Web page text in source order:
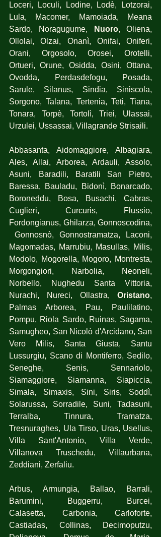
Loceri, Loculi, Lodine, Lodè, Lotzorai,
Lula, Macomer, Mamoiada, Meana
Sardo, Noragugume,
Nuoro, Oliena,
Ollolai, Olzai, Onanì, Onifai, Oniferi,
Orani, Orgosolo, Orosei, Orotelli,
Ortueri, Orune, Osidda, Osini, Ottana,
Ovodda, Perdasdefogu, Posada,
Sarule, Silanus, Sindia, Siniscola,
Sorgono, Talana, Tertenia, Teti, Tiana,
Tonara, Torpè, Tortolì, Triei, Ulassai,
Urzulei, Ussassai, Villagrande Strisaili.
Abbasanta, Aidomaggiore, Albagiara,
Ales, Allai, Arborea, Ardauli, Assolo,
Asuni, Baradili, Baratili San Pietro,
Baressa, Bauladu, Bidonì, Bonarcado,
Boroneddu, Bosa, Busachi, Cabras,
Cuglieri, Curcuris, Flussio,
Fordongianus, Ghilarza, Gonnoscodina,
Gonnosnò, Gonnostramatza, Laconi,
Magomadas, Marrubiu, Masullas, Milis,
Modolo, Mogorella, Mogoro, Montresta,
Morgongiori, Narbolia, Neoneli,
Norbello, Nughedu Santa Vittoria,
Nurachi, Nureci, Ollastra, Oristano,
Palmas Arborea, Pau, Paulilatino,
Pompu, Riola Sardo, Ruinas, Sagama,
Samugheo, San Nicolò d'Arcidano, San
Vero Milis, Santa Giusta, Santu
Lussurgiu, Scano di Montiferro, Sedilo,
Seneghe, Senis, Sennariolo,
Siamaggiore, Siamanna, Siapiccia,
Simala, Simaxis, Sini, Siris, Soddì,
Solarussa, Sorradile, Suni, Tadasuni,
Terralba, Tinnura, Tramatza,
Tresnuraghes, Ula Tirso, Uras, Usellus,
Villa Sant'Antonio, Villa Verde,
Villanova Truschedu, Villaurbana,
Zeddiani, Zerfaliu.
Arbus, Armungia, Ballao, Barrali,
Barumini, Buggerru, Burcei,
Calasetta, Carbonia, Carloforte,
Castiadas, Collinas, Decimoputzu,